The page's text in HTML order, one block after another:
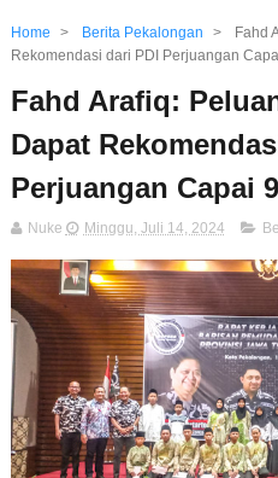
Home > Berita Pekalongan >
Fahd
Rekomendasi dari PDI Perjuangan
Fahd Arafiq:
Dapat
Perjuangan Capai
Nuke Minggu, Juli 14, 2024